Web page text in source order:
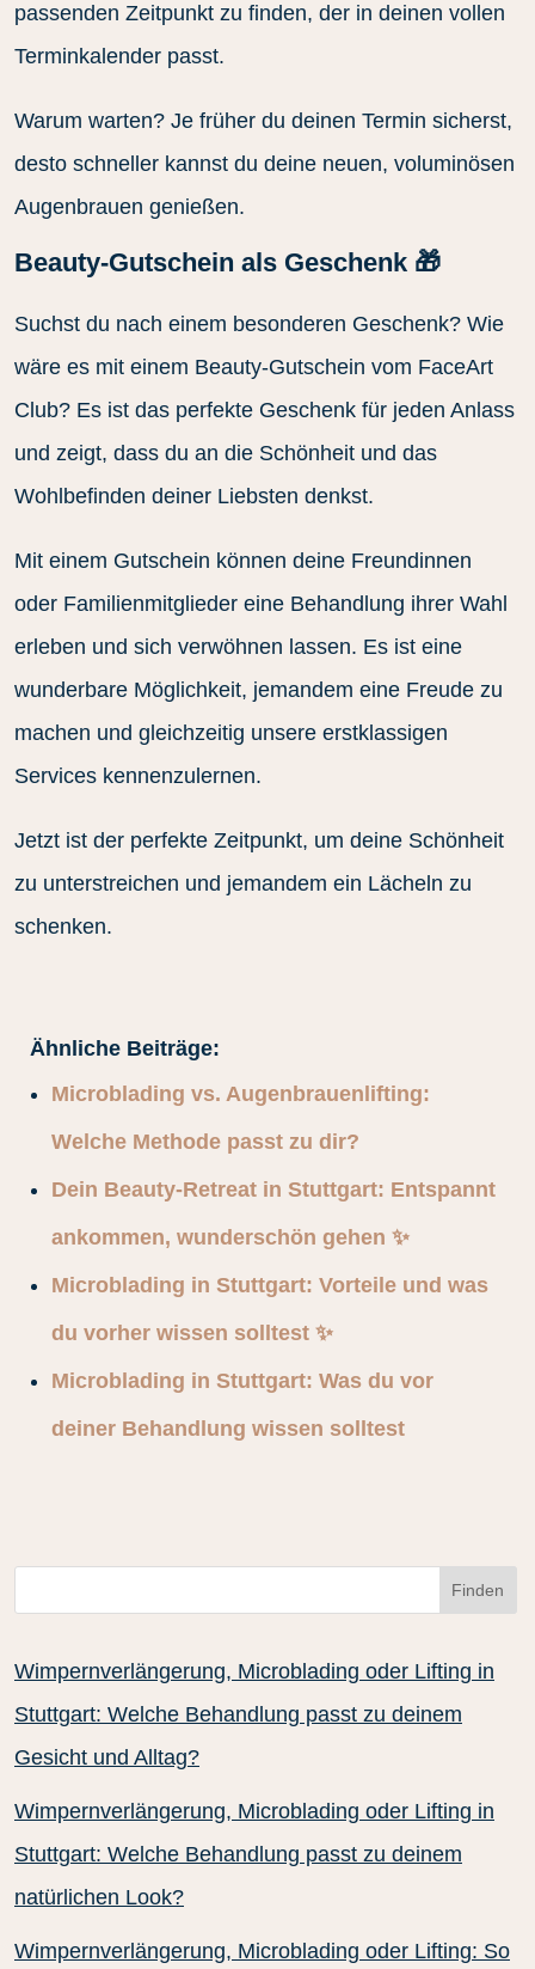
passenden Zeitpunkt zu finden, der in deinen vollen
Terminkalender passt.
Warum warten? Je früher du deinen Termin sicherst,
desto schneller kannst du deine neuen, voluminösen
Augenbrauen genießen.
Beauty-Gutschein als Geschenk 🎁
Suchst du nach einem besonderen Geschenk? Wie
wäre es mit einem Beauty-Gutschein vom FaceArt
Club? Es ist das perfekte Geschenk für jeden Anlass
und zeigt, dass du an die Schönheit und das
Wohlbefinden deiner Liebsten denkst.
Mit einem Gutschein können deine Freundinnen
oder Familienmitglieder eine Behandlung ihrer Wahl
erleben und sich verwöhnen lassen. Es ist eine
wunderbare Möglichkeit, jemandem eine Freude zu
machen und gleichzeitig unsere erstklassigen
Services kennenzulernen.
Jetzt ist der perfekte Zeitpunkt, um deine Schönheit
zu unterstreichen und jemandem ein Lächeln zu
schenken.
Ähnliche Beiträge:
Microblading vs. Augenbrauenlifting:
Welche Methode passt zu dir?
Dein Beauty‑Retreat in Stuttgart: Entspannt
ankommen, wunderschön gehen ✨
Microblading in Stuttgart: Vorteile und was
du vorher wissen solltest ✨
Microblading in Stuttgart: Was du vor
deiner Behandlung wissen solltest
Finden
Wimpernverlängerung, Microblading oder Lifting in
Stuttgart: Welche Behandlung passt zu deinem
Gesicht und Alltag?
Wimpernverlängerung, Microblading oder Lifting in
Stuttgart: Welche Behandlung passt zu deinem
natürlichen Look?
Wimpernverlängerung, Microblading oder Lifting: So